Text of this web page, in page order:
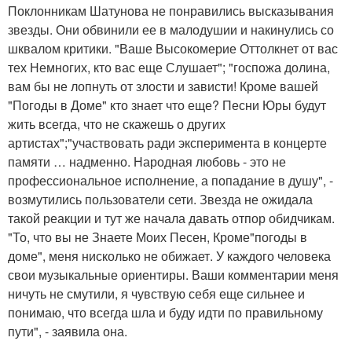
Поклонникам Шатунова не понравились высказывания
звезды. Они обвинили ее в малодушии и накинулись со
шквалом критики. "Ваше Высокомерие Оттолкнет от вас
тех Немногих, кто вас еще Слушает"; "госпожа долина,
вам бы не лопнуть от злости и зависти! Кроме вашей
"Погоды в Доме" кто знает что еще? Песни Юры будут
жить всегда, что не скажешь о других
артистах";"участвовать ради эксперимента в концерте
памяти … надменно. Народная любовь - это не
профессиональное исполнение, а попадание в душу", -
возмутились пользователи сети. Звезда не ожидала
такой реакции и тут же начала давать отпор обидчикам.
"То, что вы не Знаете Моих Песен, Кроме"погоды в
доме", меня нисколько не обижает. У каждого человека
свои музыкальные ориентиры. Ваши комментарии меня
ничуть не смутили, я чувствую себя еще сильнее и
понимаю, что всегда шла и буду идти по правильному
пути", - заявила она.